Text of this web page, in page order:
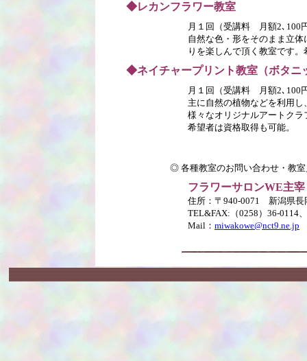
◆レカンフラワー教室
月１回（受講料 月額2､100
自然な色・形をそのまま立
りを楽しんで頂く教室です
◆ネイチャープリント教室（ボタニ
月１回（受講料 月額2､100
主に自然の植物などを利用
様々なオリジナルアートク
希望者は資格取得も可能。
◎ 各種教室のお問い合わせ・教
フラワーサロンWE主
住所：〒940-0071 新潟県長
TEL&FAX:（0258）36-0114
Mail： miwakowe@nct9.ne.jp